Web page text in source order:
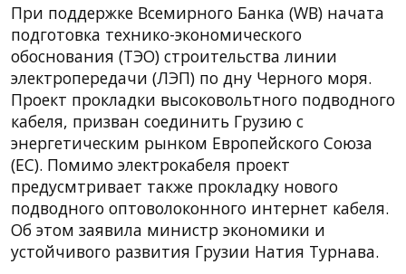
При поддержке Всемирного Банка (WB) начата
подготовка технико-экономического
обоснования (ТЭО) строительства линии
электропередачи (ЛЭП) по дну Черного моря.
Проект прокладки высоковольтного подводного
кабеля, призван соединить Грузию с
энергетическим рынком Европейского Союза
(ЕС). Помимо электрокабеля проект
предусмтривает также прокладку нового
подводного оптоволоконного интернет кабеля.
Об этом заявила министр экономики и
устойчивого развития Грузии Натия Турнава.